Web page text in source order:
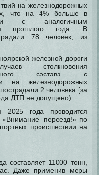
на железнодорожных
что на 4% больше в
с аналогичным
прошлого года. В
78 человек, из
железной дороги
столкновения
состава с
на железнодорожных
2 человека (за
ДТП не допущено)
года проводится
«Внимание, переезд!» по
происшествий на
составляет 11000 тонн,
Даже применив меры